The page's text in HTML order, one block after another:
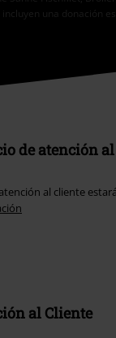
una donación
de atención
al cliente
al Cliente